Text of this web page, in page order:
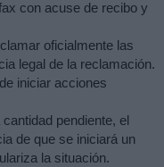
con acuse de recibo y
oficialmente las
legal de la reclamación.
iniciar acciones
pendiente, el
de que se iniciará un
la situación.